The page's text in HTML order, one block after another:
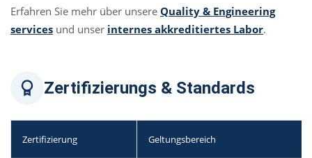
Erfahren Sie mehr über unsere Quality & Engineering
services und unser internes akkreditiertes Labor.
Zertifizierungs & Standards
Zertifizierung Geltungsbereich